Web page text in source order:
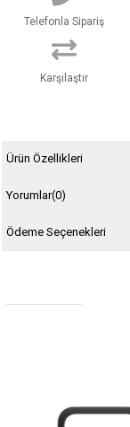
Telefonla Sipariş
Karşılaştır
Ürün Özellikleri
Yorumlar(0)
Ödeme Seçenekleri